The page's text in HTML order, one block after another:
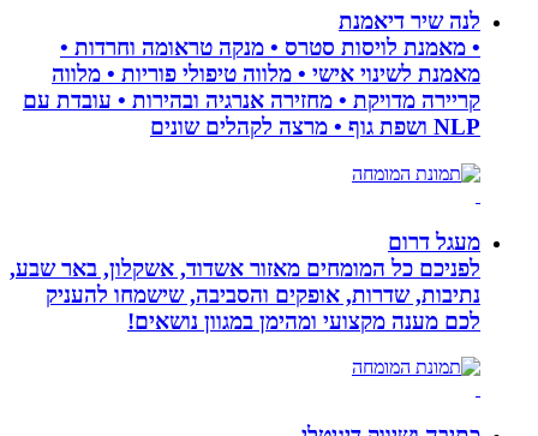
לנה שיר דיאמנת
• מאמנת לויסות סטרס • מנקה טראומה וחרדות •
מאמנת לשינוי אישי • מלווה טיפולי פוריות • מלווה
קריירה מדויקת • מחזירה אנרגיה ובהירות • עובדת עם
NLP ושפת גוף • מרצה לקהלים שונים
מעגל דרום
לפניכם כל המומחים מאזור אשדוד, אשקלון, באר שבע,
נתיבות, שדרות, אופקים והסביבה, שישמחו להעניק
לכם מענה מקצועי ומהימן במגוון נושאים!